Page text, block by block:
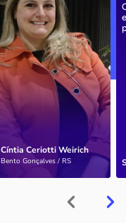
Cíntia Ceriotti Weirich
Bento Gonçalves / RS